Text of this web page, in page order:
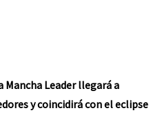
Leader llegará a
y coincidirá con el eclipse